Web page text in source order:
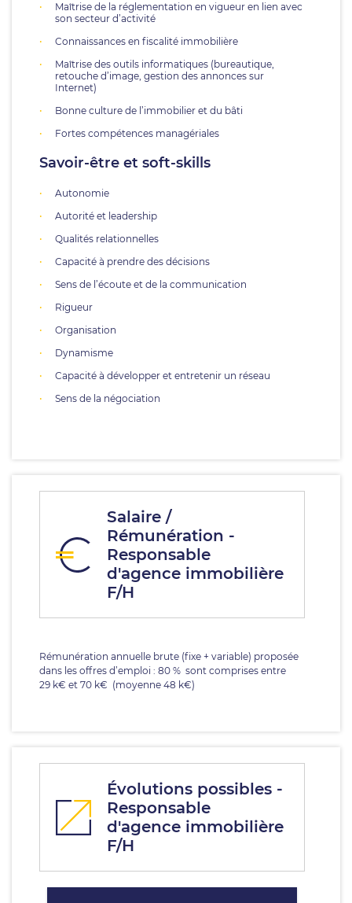
Maîtrise de la réglementation en vigueur en lien avec
son secteur d’activité
Connaissances en fiscalité immobilière
Maîtrise des outils informatiques (bureautique,
retouche d’image, gestion des annonces sur
Internet)
Bonne culture de l’immobilier et du bâti
Fortes compétences managériales
Savoir-être et soft-skills
Autonomie
Autorité et leadership
Qualités relationnelles
Capacité à prendre des décisions
Sens de l’écoute et de la communication
Rigueur
Organisation
Dynamisme
Capacité à développer et entretenir un réseau
Sens de la négociation
Salaire /
Rémunération -
Responsable
d'agence immobilière
F/H
Rémunération annuelle brute (fixe + variable) proposée
dans les offres d’emploi : 80 % sont comprises entre
29 k€ et 70 k€ (moyenne 48 k€)
Évolutions possibles -
Responsable
d'agence immobilière
F/H